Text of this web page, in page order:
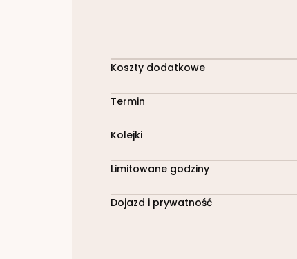
Koszty dodatkowe
Termin
Kolejki
Limitowane godziny
Dojazd i prywatność